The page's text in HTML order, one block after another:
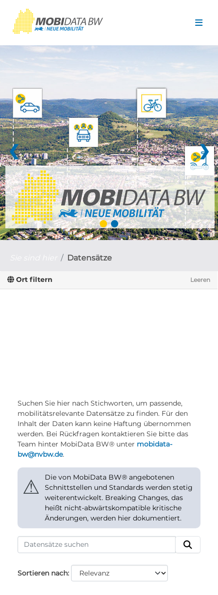
❮ ❯
Datensätze
Ort filtern Leeren
Suchen Sie hier nach Stichworten, um passende,
mobilitätsrelevante Datensätze zu finden. Für den
Inhalt der Daten kann keine Haftung übernommen
werden. Bei Rückfragen kontaktieren Sie bitte das
Team hinter MobiData BW® unter mobidata-
bw@nvbw.de.
⚠
Die von MobiData BW® angebotenen
Schnittstellen und Standards werden stetig
weiterentwickelt. Breaking Changes, das
heißt nicht-abwärtskompatible kritische
Änderungen, werden hier dokumentiert.
Sortieren nach